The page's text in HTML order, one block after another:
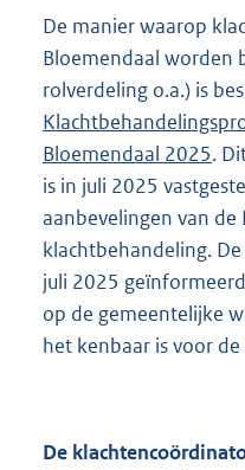
De manier waarop
Bloemendaal worden
rolverdeling o.a.) is
Bloemendaal 2025.
is in juli 2025
aanbevelingen van
klachtbehandeling.
juli 2025
op de gemeentelijke
het kenbaar is voor
De